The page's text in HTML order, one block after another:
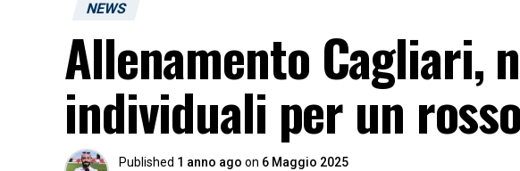
NEWS
Allenamento Cagliari,
individuali per un
Published 1 anno ago on 6 Maggio 2025